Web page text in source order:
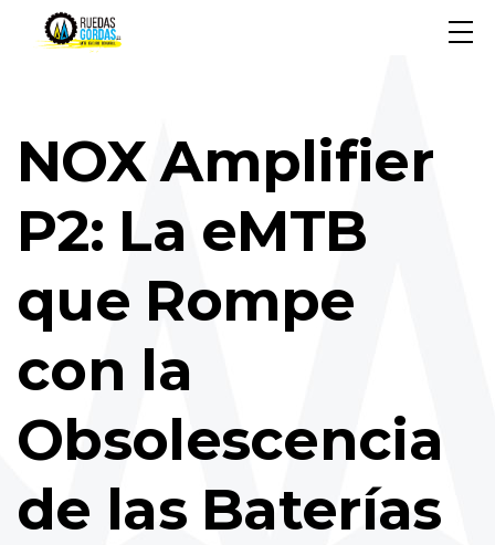
NOX Amplifier
P2: La eMTB
que Rompe
con la
Obsolescencia
de las Baterías